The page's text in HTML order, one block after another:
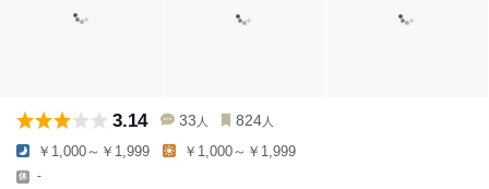
3.14 33 人 824 人
￥1,000～￥1,999 ￥1,000～￥1,999
-